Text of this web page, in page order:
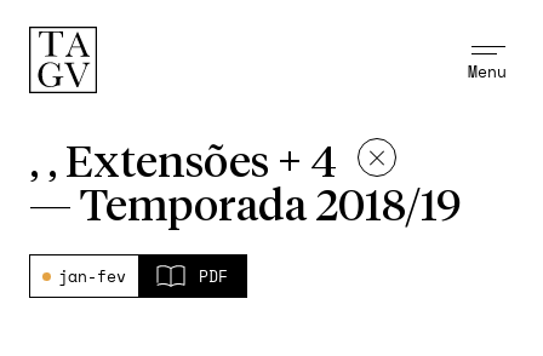
Menu
, , Extensões + 4
— Temporada 2018/19
jan-fev PDF